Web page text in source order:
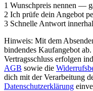
1 Wunschpreis nennen —
2 Ich prüfe dein Angebot
3 Schnelle Antwort
Hinweis: Mit dem
bindendes Kaufangebot
Vertragsschluss erfolgen
AGB sowie die
dich mit der Verarbeitung
Datenschutzerklärung